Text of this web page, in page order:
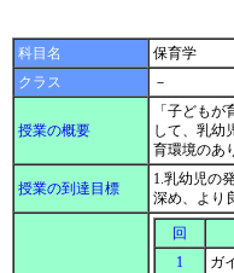
科目名
保育学
クラス
－
授業の概要
「子ども
して、乳幼
育環境のあ
授業の到達目標
1.乳幼児の
深め、より
回
1
ガ